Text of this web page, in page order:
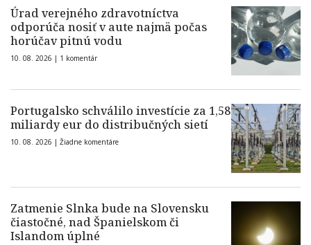
Úrad verejného zdravotníctva
odporúča nosiť v aute najmä počas
horúčav pitnú vodu
10. 08. 2026 | 1 komentár
Portugalsko schválilo investície za 1,58
miliardy eur do distribučných sietí
10. 08. 2026 | Žiadne komentáre
Zatmenie Slnka bude na Slovensku
čiastočné, nad Španielskom či
Islandom úplné